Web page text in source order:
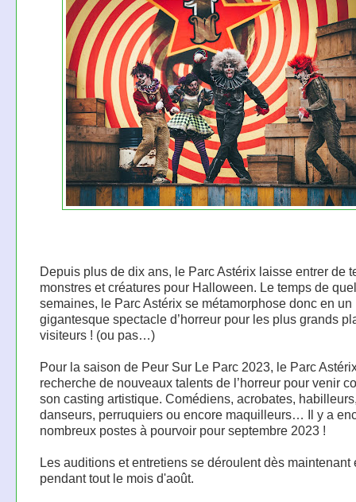
Depuis plus de dix ans, le Parc Astérix laisse entrer de
monstres et créatures pour Halloween. Le temps de
semaines, le Parc Astérix se métamorphose donc en un
gigantesque spectacle d’horreur pour les plus grands
visiteurs ! (ou pas…)
Pour la saison de Peur Sur Le Parc 2023, le Parc
recherche de nouveaux talents de l’horreur pour venir
son casting artistique. Comédiens, acrobates,
danseurs, perruquiers ou encore maquilleurs… Il y a
nombreux postes à pourvoir pour septembre 2023 !
Les auditions et entretiens se déroulent dès maintenant
pendant tout le mois d'août.